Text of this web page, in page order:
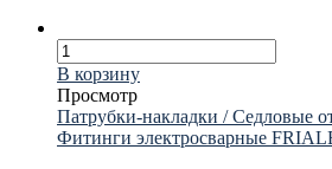
В корзину
Просмотр
Патрубки-накладки / Седловые
Фитинги электросварные